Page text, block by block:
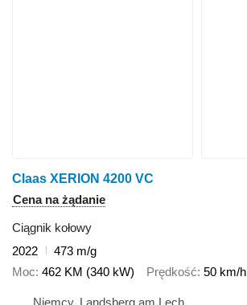
Claas XERION 4200 VC
Cena na żądanie
Ciągnik kołowy
2022
473 m/g
Moc 462 KM (340 kW) Prędkość 50 km/h
Niemcy, Landsberg am Lech